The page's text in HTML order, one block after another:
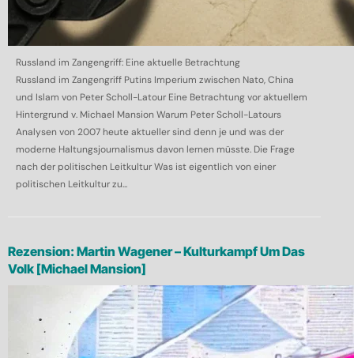
Russland im Zangengriff: Eine aktuelle Betrachtung
Russland im Zangengriff Putins Imperium zwischen Nato, China
und Islam von Peter Scholl-Latour Eine Betrachtung vor aktuellem
Hintergrund v. Michael Mansion Warum Peter Scholl-Latours
Analysen von 2007 heute aktueller sind denn je und was der
moderne Haltungsjournalismus davon lernen müsste. Die Frage
nach der politischen Leitkultur Was ist eigentlich von einer
politischen Leitkultur zu...
Rezension: Martin Wagener – Kulturkampf Um Das
Volk [Michael Mansion]